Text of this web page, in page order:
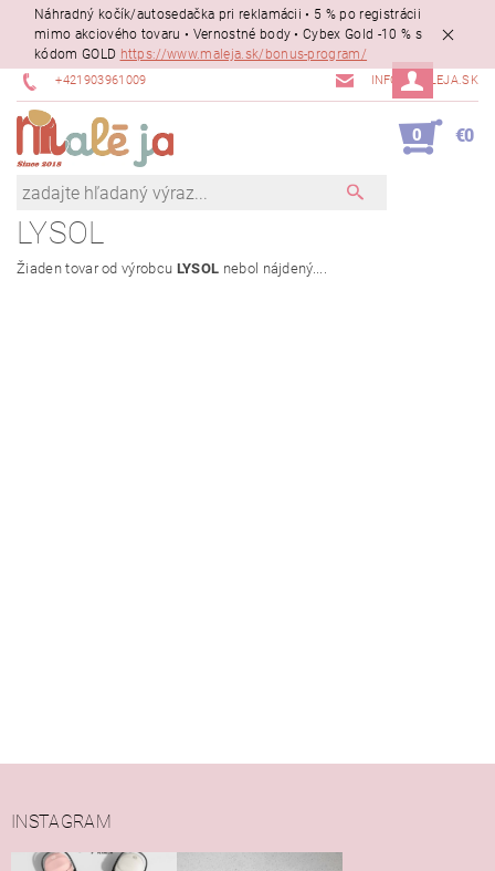
Náhradný kočík/autosedačka pri reklamácii • 5 % po registrácii
mimo akciového tovaru • Vernostné body • Cybex Gold -10 % s
kódom GOLD https://www.maleja.sk/bonus-program/
+421903961009 INFO@MALEJA.SK
0 €0
LYSOL
Žiaden tovar od výrobcu LYSOL nebol nájdený....
INSTAGRAM